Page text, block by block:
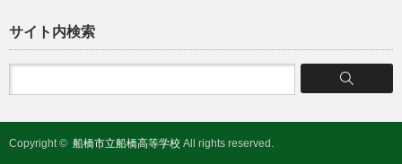
サイト内検索
Copyright © 船橋市立船橋高等学校 All rights reserved.